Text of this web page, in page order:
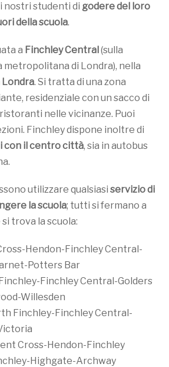
nostri studenti di godere del loro
della scuola.
a Finchley Central(sulla
metropolitana di Londra), nella
Londra. Si tratta di una zona
residenziale con un sacco di
nelle vicinanze. Puoi
Finchley dispone inoltre di
con il centro città, sia in autobus
utilizzare qualsiasi servizio di
la scuola; tutti si fermano a
si trova la scuola:
Hendon-Finchley Central-
Potters Bar
Finchley Central-Golders
Willesden
Finchley-Finchley Central-
Cross-Hendon-Finchley
Highgate-Archway